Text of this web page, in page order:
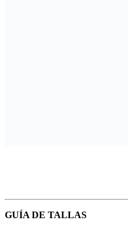
GUÍA DE TALLAS